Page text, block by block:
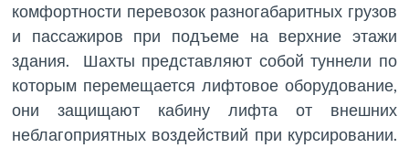
комфортности перевозок разногабаритных грузов
и пассажиров при подъеме на верхние этажи
здания. Шахты представляют собой туннели по
которым перемещается лифтовое оборудование,
они защищают кабину лифта от внешних
неблагоприятных воздействий при курсировании.